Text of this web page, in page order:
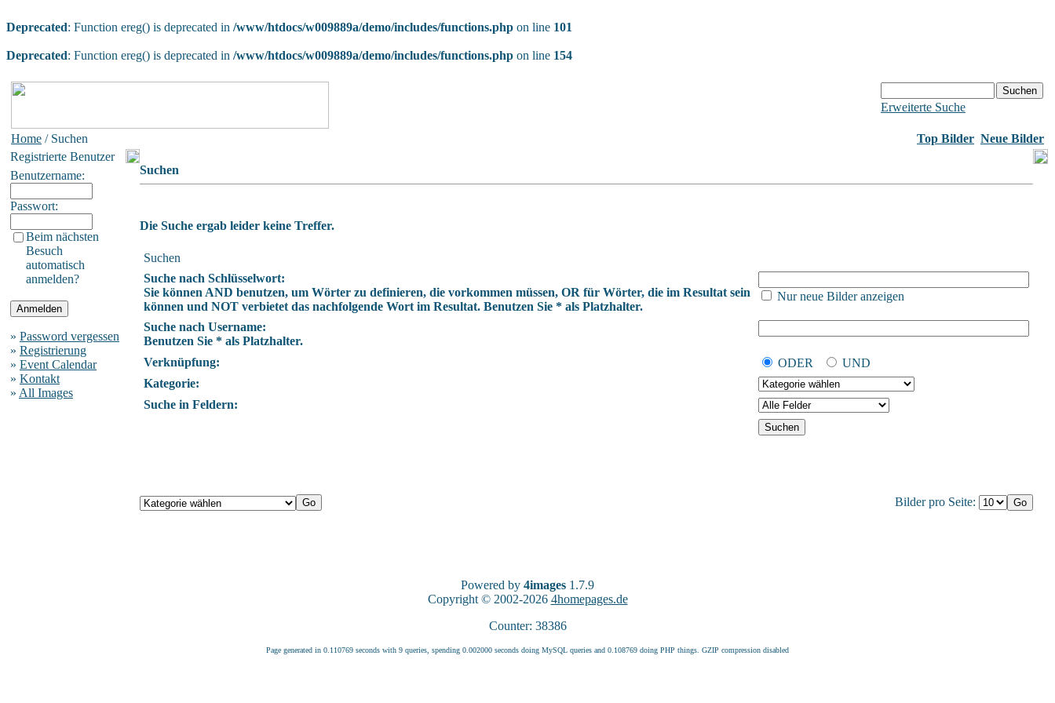
Deprecated: Function ereg() is deprecated in /www/htdocs/w009889a/demo/includes/functions.php on line 101
Deprecated: Function ereg() is deprecated in /www/htdocs/w009889a/demo/includes/functions.php on line 154
Erweiterte Suche
Home / Suchen Top Bilder Neue Bilder
Registrierte Benutzer
Benutzername:
Passwort:
Beim nächsten
Besuch
automatisch
anmelden?
» Password vergessen
» Registrierung
» Event Calendar
» Kontakt
» All Images
Suchen
Die Suche ergab leider keine Treffer.
Suchen
Suche nach Schlüsselwort:
Sie können AND benutzen, um Wörter zu definieren, die vorkommen müssen, OR für Wörter, die im Resultat sein
können und NOT verbietet das nachfolgende Wort im Resultat. Benutzen Sie * als Platzhalter.
Nur neue Bilder anzeigen
Suche nach Username:
Benutzen Sie * als Platzhalter.
Verknüpfung:
ODER
UND
Kategorie:
Suche in Feldern:
Bilder pro Seite:
Powered by 4images 1.7.9
Copyright © 2002-2026 4homepages.de
Counter: 38386
Page generated in 0.110769 seconds with 9 queries, spending 0.002000 seconds doing MySQL queries and 0.108769 doing PHP things. GZIP compression disabled